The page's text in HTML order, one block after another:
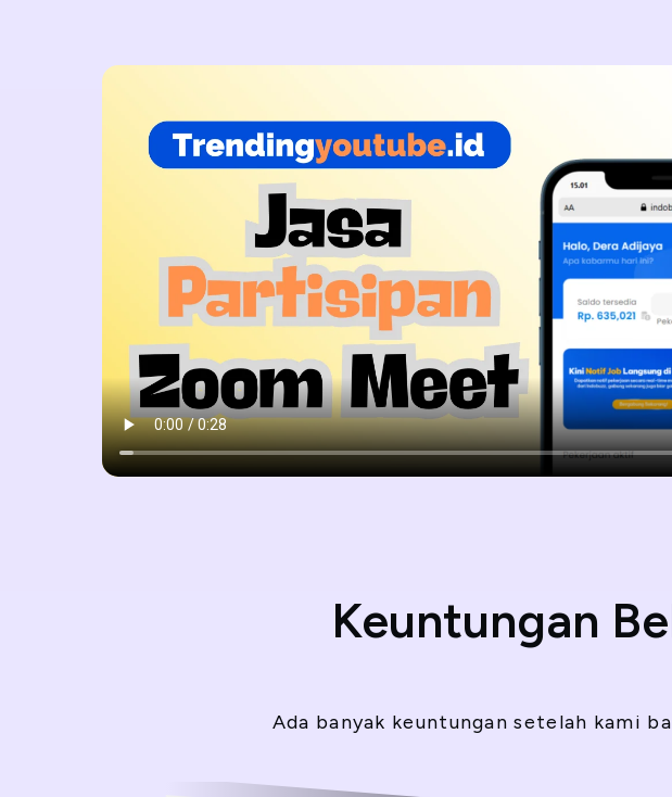
Keuntungan
Ada banyak keuntungan setelah kami